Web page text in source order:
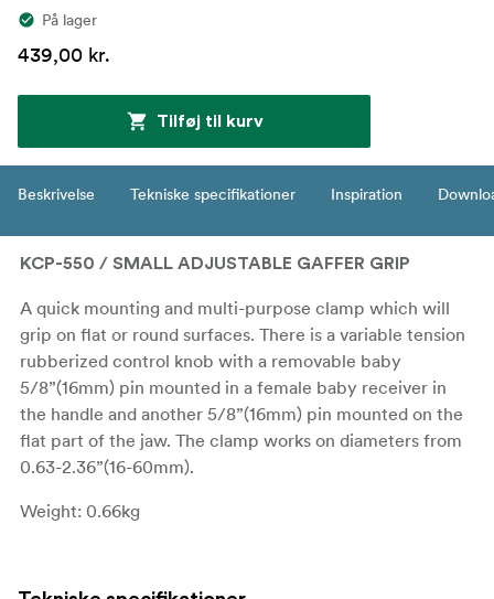
På lager
439,00 kr.
Tilføj til kurv
Beskrivelse Tekniske specifikationer Inspiration
KCP-550 / SMALL ADJUSTABLE GAFFER GRIP
A quick mounting and multi-purpose clamp which will
grip on flat or round surfaces. There is a variable tension
rubberized control knob with a removable baby
5/8”(16mm) pin mounted in a female baby receiver in
the handle and another 5/8”(16mm) pin mounted on the
flat part of the jaw. The clamp works on diameters from
0.63-2.36”(16-60mm).
Weight: 0.66kg